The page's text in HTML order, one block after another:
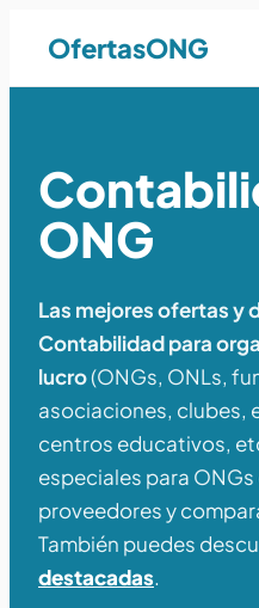
OfertasONG
ONG
Las mejores ofertas y
Contabilidad para
lucro(ONGs, ONLs,
asociaciones, clubes,
centros educativos,
especiales para
proveedores y
También puedes
destacadas.